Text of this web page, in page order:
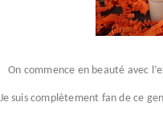
On commence en beauté avec
Je suis complètement fan de ce